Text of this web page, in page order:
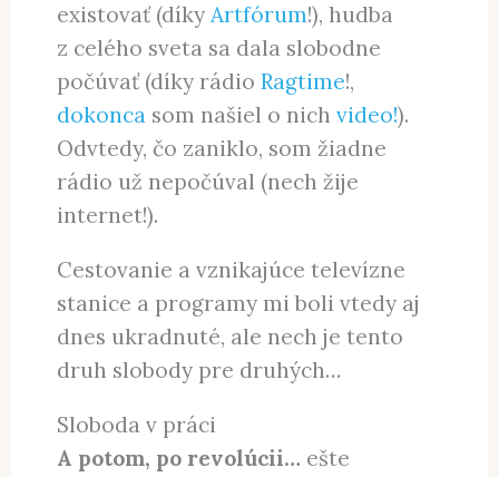
existovať (díky Artfórum!), hudba
z celého sveta sa dala slobodne
počúvať (díky rádio Ragtime!,
dokoncasom našiel o nich video!).
Odvtedy, čo zaniklo, som žiadne
rádio už nepočúval (nech žije
internet!).
Cestovanie a vznikajúce televízne
stanice a programy mi boli vtedy aj
dnes ukradnuté, ale nech je tento
druh slobody pre druhých…
Sloboda v práci
A potom, po revolúcii… ešte